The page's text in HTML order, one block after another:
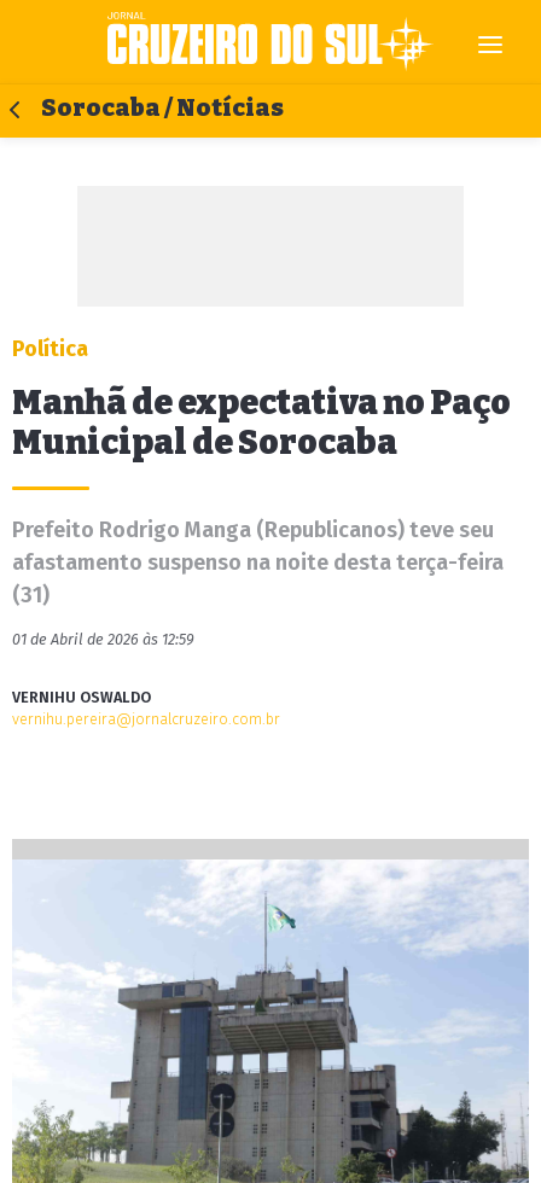
Sorocaba / Notícias
Política
Manhã de expectativa no Paço
Municipal de Sorocaba
Prefeito Rodrigo Manga (Republicanos) teve seu
afastamento suspenso na noite desta terça-feira
(31)
01 de Abril de 2026 às 12:59
VERNIHU OSWALDO
vernihu.pereira@jornalcruzeiro.com.br